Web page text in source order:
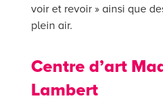
voir et revoir » ainsi que
plein air.
Centre d’art
Lambert